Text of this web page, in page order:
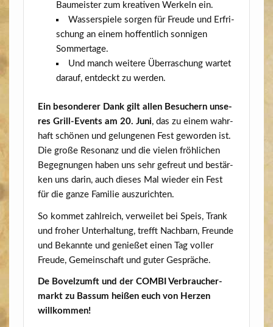
Bau­meis­ter zum krea­ti­ven Wer­keln ein.
Was­ser­spie­le sor­gen für Freu­de und Erfri­
schung an einem hof­fent­lich son­ni­gen
Sommertage.
Und manch wei­te­re Über­ra­schung war­tet
dar­auf, ent­deckt zu werden.
Ein beson­de­rer Dank gilt allen Besu­chern unse­
res Grill-Events am 20. Juni, das zu einem wahr­
haft schö­nen und gelun­ge­nen Fest gewor­den ist.
Die gro­ße Reso­nanz und die vie­len fröh­li­chen
Begeg­nun­gen haben uns sehr gefreut und bestär­
ken uns dar­in, auch die­ses Mal wie­der ein Fest
für die gan­ze Fami­lie auszurichten.
So kom­met zahl­reich, ver­wei­let bei Speis, Trank
und fro­her Unter­hal­tung, trefft Nach­barn, Freun­de
und Bekann­te und genie­ßet einen Tag vol­ler
Freu­de, Gemein­schaft und guter Gespräche.
De Bovelzumft und der COMBI Ver­brau­cher­
markt zu Bas­sum hei­ßen euch von Her­zen
willkommen!